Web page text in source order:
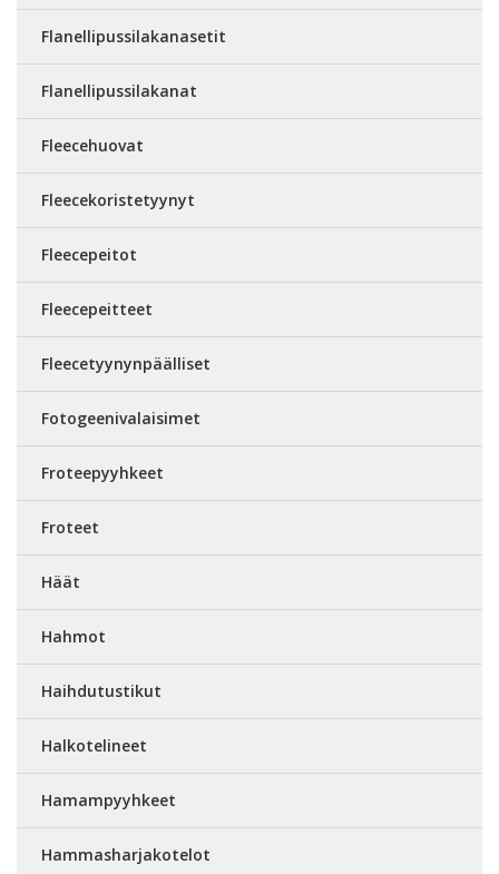
Flanellipussilakanasetit
Flanellipussilakanat
Fleecehuovat
Fleecekoristetyynyt
Fleecepeitot
Fleecepeitteet
Fleecetyynynpäälliset
Fotogeenivalaisimet
Froteepyyhkeet
Froteet
Häät
Hahmot
Haihdutustikut
Halkotelineet
Hamampyyhkeet
Hammasharjakotelot